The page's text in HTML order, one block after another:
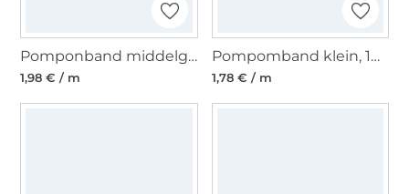
Pomponband middelgroot, 20 mm, wit
1,98 € / m
Pompomband klein, 10 mm, neongeel
1,78 € / m